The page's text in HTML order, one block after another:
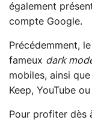
également
compte Google.
Précédemment,
fameux dark
mobiles, ainsi
Keep, YouTube
Pour profiter dès